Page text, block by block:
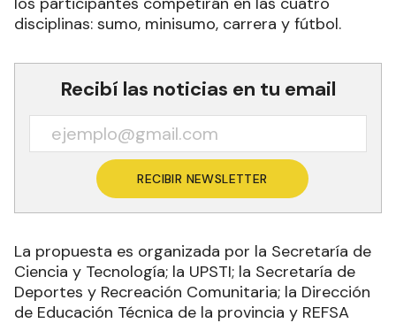
disciplinas: sumo, minisumo, carrera y fútbol.
Recibí las noticias en tu email
RECIBIR NEWSLETTER
La propuesta es organizada por la Secretaría de
Ciencia y Tecnología; la UPSTI; la Secretaría de
Deportes y Recreación Comunitaria; la Dirección
de Educación Técnica de la provincia y REFSA